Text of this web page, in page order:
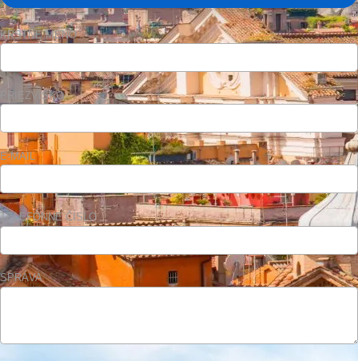
KRSTNÉ MENO
PRIEZVISKO
E-MAIL
TELEFÓNNE ČÍSLO
SPRÁVA